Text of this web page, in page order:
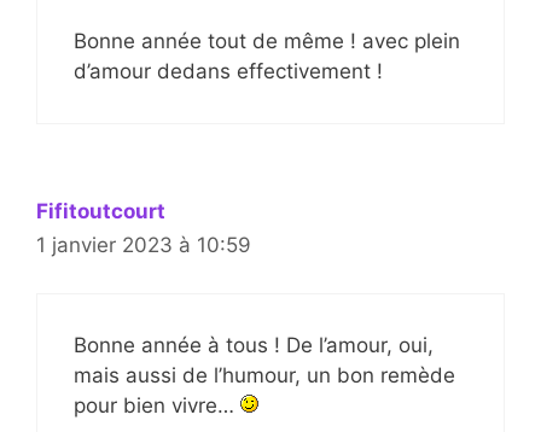
Bonne année tout de même ! avec plein
d’amour dedans effectivement !
Fifitoutcourt
1 janvier 2023 à 10:59
Bonne année à tous ! De l’amour, oui,
mais aussi de l’humour, un bon remède
pour bien vivre…